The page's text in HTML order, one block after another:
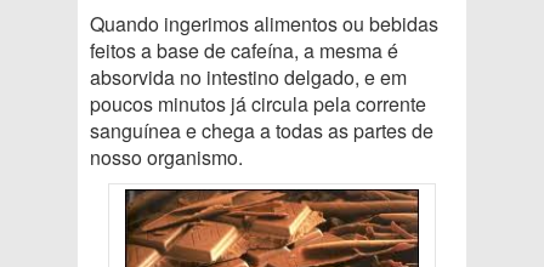
Quando ingerimos alimentos ou bebidas
feitos a base de cafeína, a mesma é
absorvida no intestino delgado, e em
poucos minutos já circula pela corrente
sanguínea e chega a todas as partes de
nosso organismo.